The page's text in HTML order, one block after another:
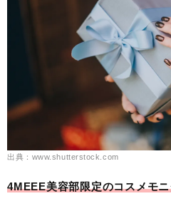
出典：www.shutterstock.com
4MEEE美容部限定のコスメモ